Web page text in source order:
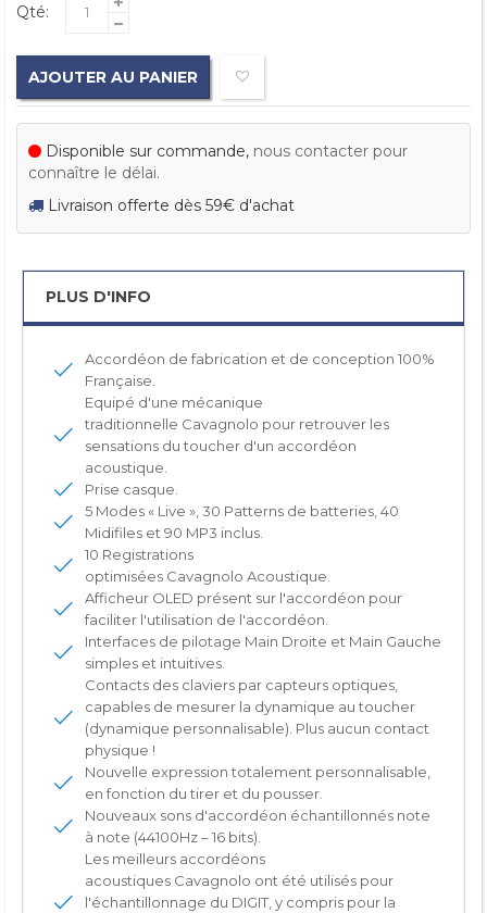
Qté:
AJOUTER AU PANIER
Disponible sur commande, nous contacter pour
connaître le délai.
Livraison offerte dès 59€ d'achat
PLUS D'INFO
Accordéon de fabrication et de conception 100%
Française.
Equipé d'une mécanique
traditionnelle Cavagnolo pour retrouver les
sensations du toucher d'un accordéon
acoustique.
Prise casque.
5 Modes « Live », 30 Patterns de batteries, 40
Midifiles et 90 MP3 inclus.
10 Registrations
optimisées Cavagnolo Acoustique.
Afficheur OLED présent sur l'accordéon pour
faciliter l'utilisation de l'accordéon.
Interfaces de pilotage Main Droite et Main Gauche
simples et intuitives.
Contacts des claviers par capteurs optiques,
capables de mesurer la dynamique au toucher
(dynamique personnalisable). Plus aucun contact
physique !
Nouvelle expression totalement personnalisable,
en fonction du tirer et du pousser.
Nouveaux sons d'accordéon échantillonnés note
à note (44100Hz – 16 bits).
Les meilleurs accordéons
acoustiques Cavagnolo ont été utilisés pour
l'échantillonnage du DIGIT, y compris pour la